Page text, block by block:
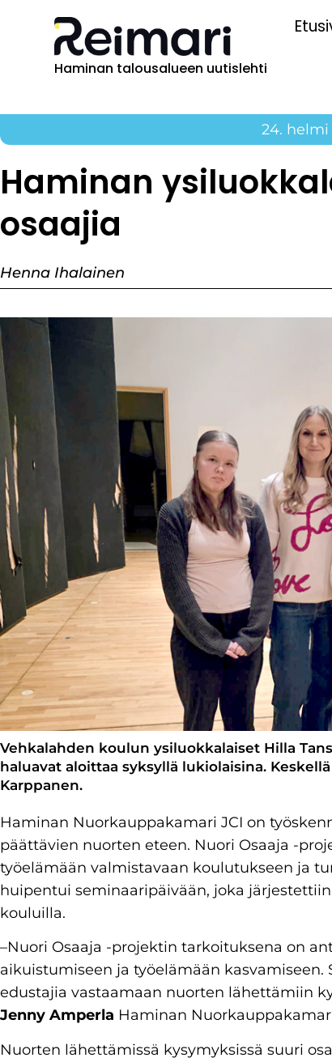
Haminan talousalueen uutislehti
24. helmi
Haminan
osaajia
Henna Ihalainen
Vehkalahden koulun ysiluokkalaiset Hilla
haluavat aloittaa syksyllä lukiolaisina.
Karppanen.
Haminan Nuorkauppakamari JCI on
päättävien nuorten eteen. Nuori Osaaja -
työelämään valmistavaan koulutukseen ja
huipentui seminaaripäivään, joka
kouluilla.
–Nuori Osaaja -projektin tarkoituksena on
aikuistumiseen ja työelämään
edustajia vastaamaan nuorten lähettämiin
Jenny Amperla Haminan
Nuorten lähettämissä kysymyksissä suuri